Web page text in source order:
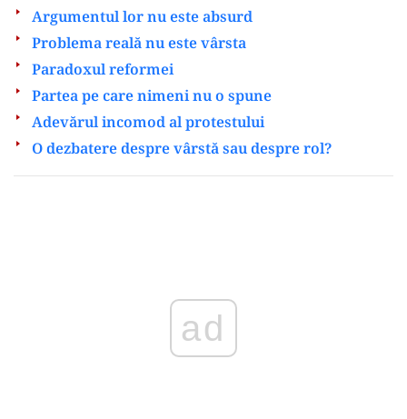
Argumentul lor nu este absurd
Problema reală nu este vârsta
Paradoxul reformei
Partea pe care nimeni nu o spune
Adevărul incomod al protestului
O dezbatere despre vârstă sau despre rol?